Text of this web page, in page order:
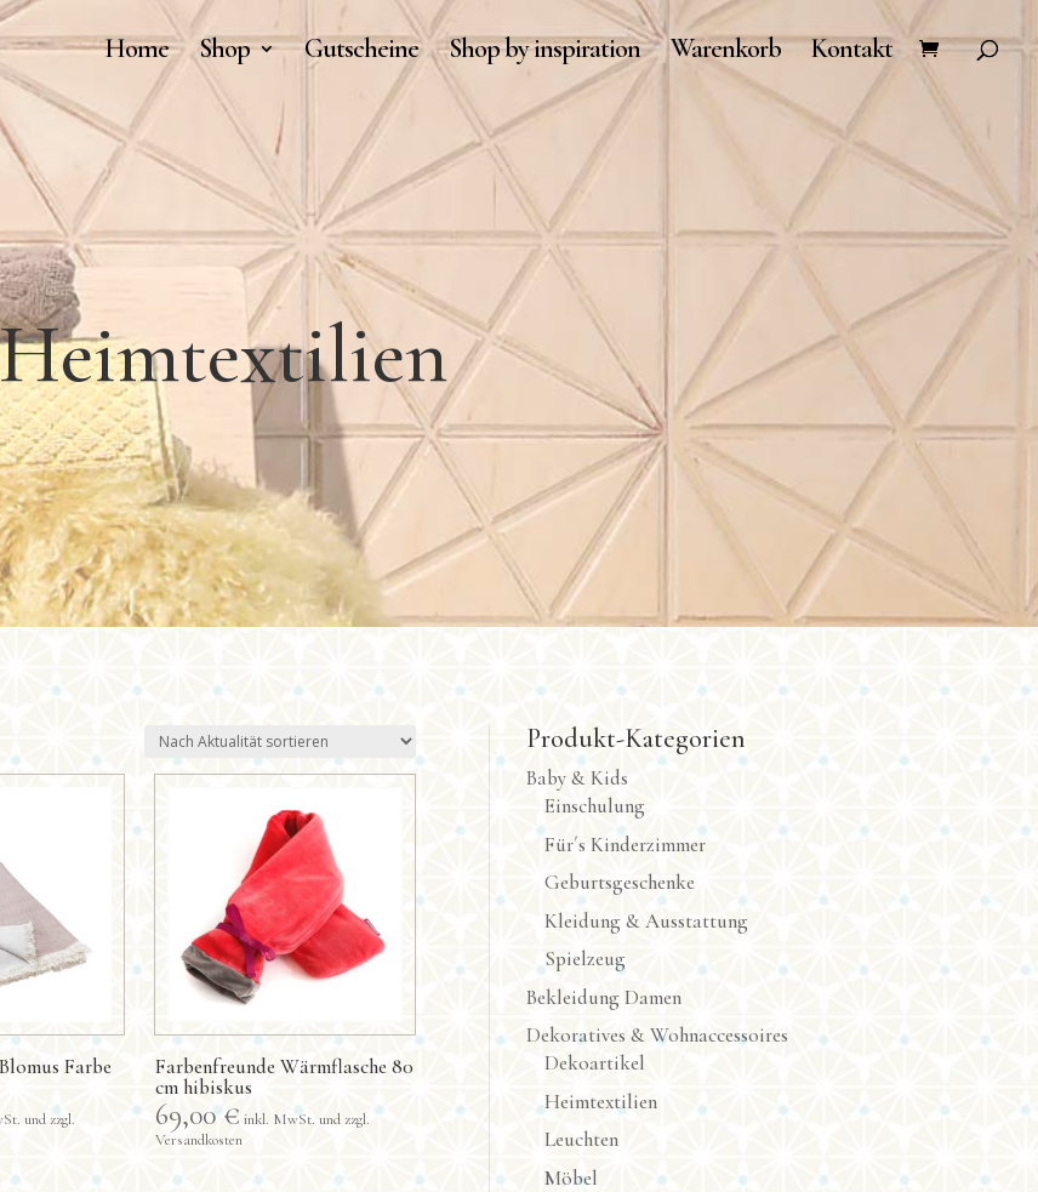
Home Shop Gutscheine Shop by inspiration Warenkorb Kontakt
Heimtextilien
Farbe
Farbenfreunde Wärmflasche 80
cm hibiskus
69,00€
Produkt-Kategorien
Baby & Kids
Einschulung
Für´s Kinderzimmer
Geburtsgeschenke
Kleidung & Ausstattung
Spielzeug
Bekleidung Damen
Dekoratives & Wohnaccessoires
Dekoartikel
Heimtextilien
Leuchten
Möbel